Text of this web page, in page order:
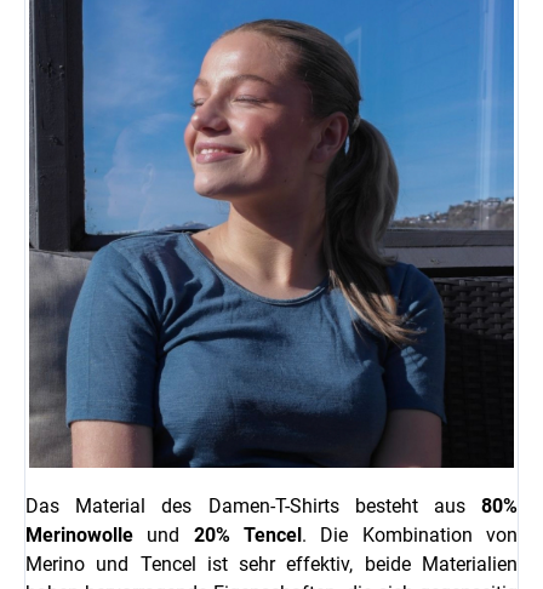
Das Material des Damen-T-Shirts besteht aus 80%
Merinowolle und 20% Tencel . Die Kombination von
Merino und Tencel ist sehr effektiv, beide Materialien